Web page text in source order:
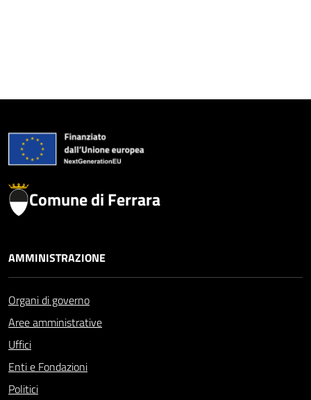
Comune di Ferrara
AMMINISTRAZIONE
Organi di governo
Aree amministrative
Uffici
Enti e Fondazioni
Politici